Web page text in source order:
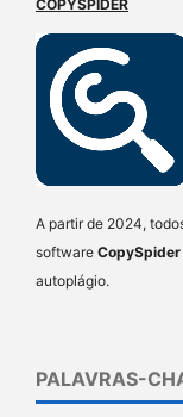
COPYSPIDER
A partir de 2024,
software CopySpider
autoplágio.
PALAVRAS-